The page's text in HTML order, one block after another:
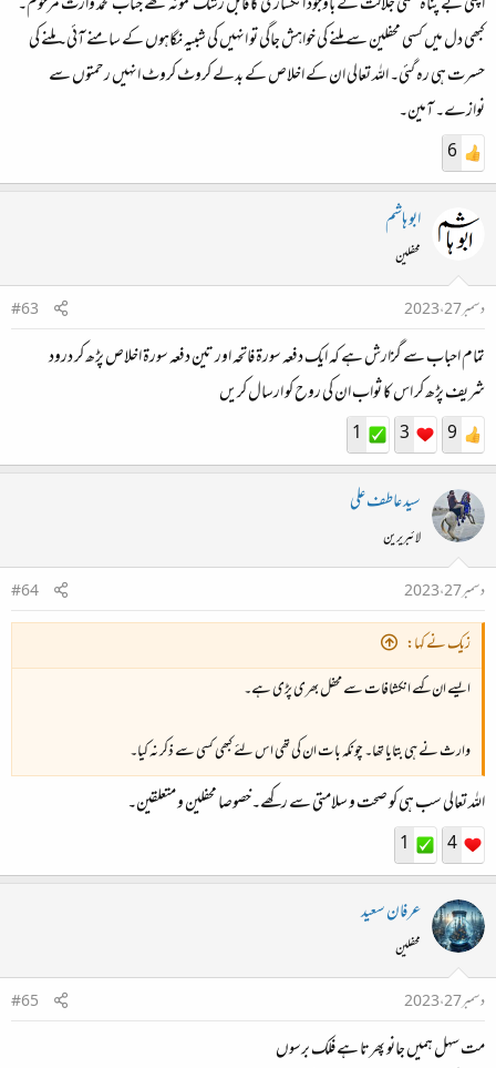
کبھی دل میں کسی محفلین سے ملنے کی خواہش جاگی تو انہیں کی شبیہ نگاہوں کے سامنے آئی۔ ملنے کی
حسرت ہی رہ گئی۔ اللہ تعالی ان کے اخلاص کے بدلے کروٹ کروٹ انہیں رحمتوں سے
نوازے۔ آمین۔
6
ابو ہاشم
محفلین
دسمبر 27، 2023
#63
تمام احباب سے گزارش ہے کہ ایک دفعہ سورۃ فاتحہ اور تین دفعہ سورۃ اخلاص پڑھ کر درود
شریف پڑھ کر اس کا ثواب ان کی روح کو ارسال کریں
9
3
1
سید عاطف علی
لائبریرین
دسمبر 27، 2023
#64
زیک نے کہا:
ایسے ان کہے انکشافات سے محفل بھری پڑی ہے۔
وارث نے ہی بتایا تھا۔ چونکہ بات ان کی تھی اس لئے کبھی کسی سے ذکر نہ کیا۔
اللہ تعالی سب ہی کو صحت و سلامتی سے رکھے۔خصوصا محفلین و متعلقین۔
4
1
عرفان سعید
محفلین
دسمبر 27، 2023
#65
مت سہل ہمیں جانو پھرتا ہے فلک برسوں